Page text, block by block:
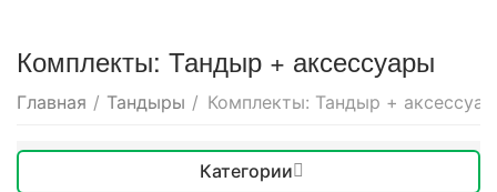
Комплекты: Тандыр + аксессуары
Главная / Тандыры / Комплекты: Тандыр +
Категории